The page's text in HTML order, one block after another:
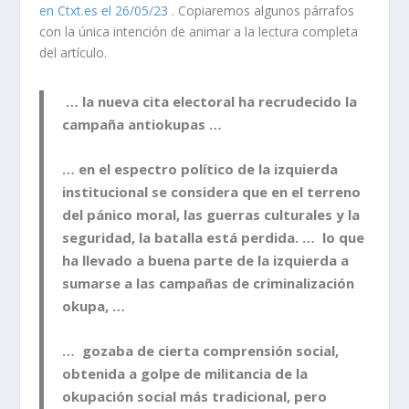
en Ctxt.es el 26/05/23 . Copiaremos algunos párrafos
con la única intención de animar a la lectura completa
del artículo.
… la nueva cita electoral ha recrudecido la
campaña antiokupas …
… en el espectro político de la izquierda
institucional se considera que en el terreno
del pánico moral, las guerras culturales y la
seguridad, la batalla está perdida. … lo que
ha llevado a buena parte de la izquierda a
sumarse a las campañas de criminalización
okupa, …
… gozaba de cierta comprensión social,
obtenida a golpe de militancia de la
okupación social más tradicional, pero